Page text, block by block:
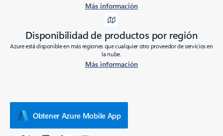
Más información
Disponibilidad de productos por región
Azure está disponible en más regiones que cualquier otro proveedor de servicios en
la nube.
Más información
Obtener Azure Mobile App